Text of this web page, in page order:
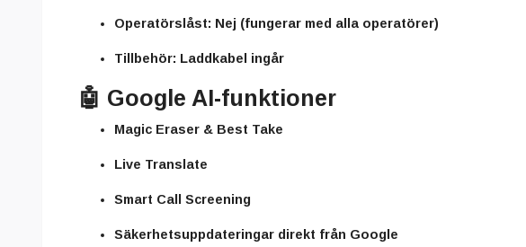
Operatörslåst: Nej (fungerar med alla operatörer)
Tillbehör: Laddkabel ingår
🤖 Google AI-funktioner
Magic Eraser & Best Take
Live Translate
Smart Call Screening
Säkerhetsuppdateringar direkt från Google